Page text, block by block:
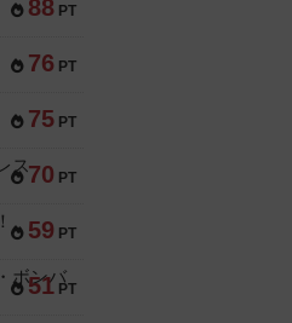
88 PT
76 PT
75 PT
70 PT
59 PT
51 PT